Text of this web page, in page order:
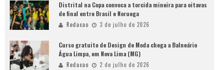
Distrital na Copa convoca a torcida mineira para oitavas
de final entre Brasil e Noruega
Redacao 3 de julho de 2026
Curso gratuito de Design de Moda chega a Balneário
Água Limpa, em Nova Lima (MG)
Redacao 2 de julho de 2026